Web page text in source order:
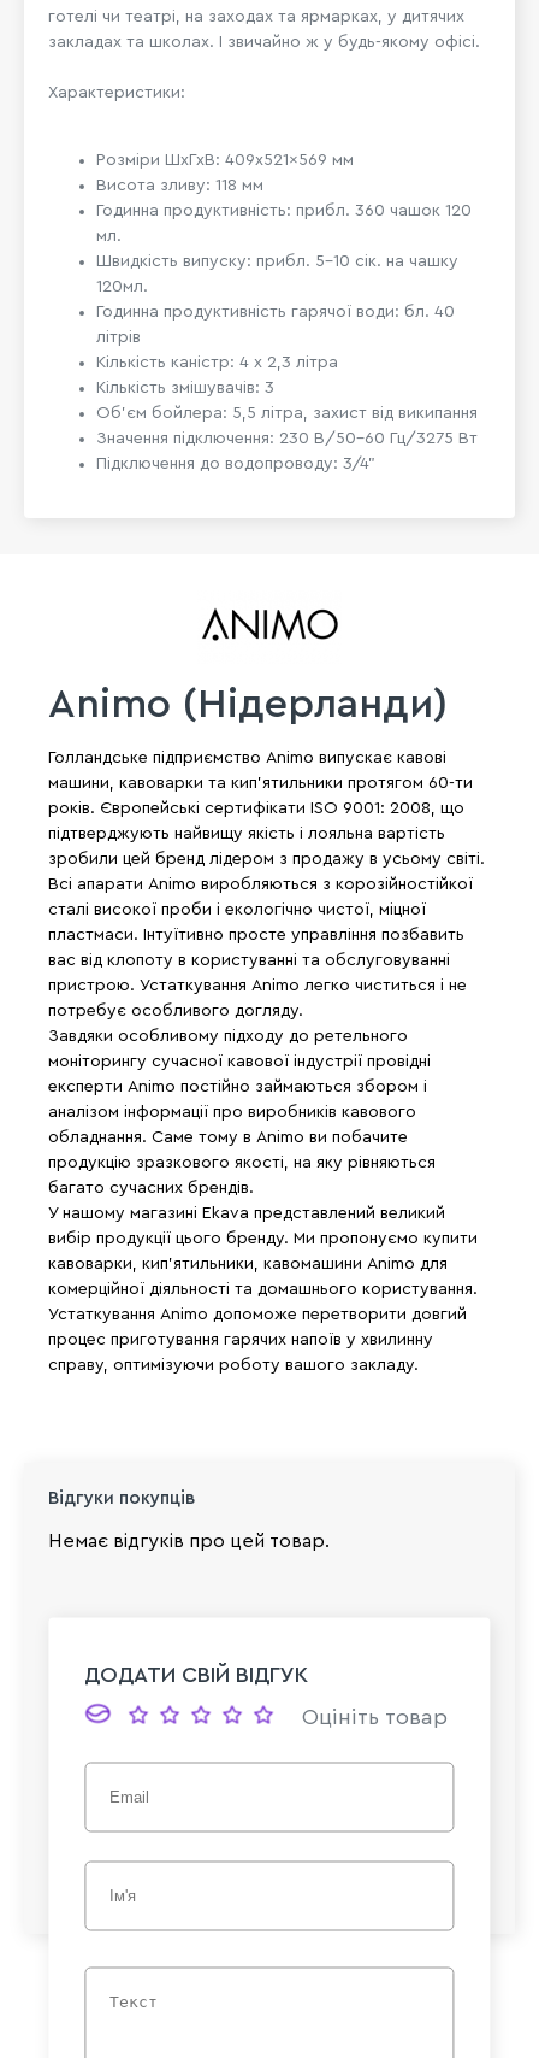
готелі чи театрі, на заходах та ярмарках, у дитячих
закладах та школах. І звичайно ж у будь-якому офісі.
Характеристики:
Розміри ШхГхВ: 409x521x569 мм
Висота зливу: 118 мм
Годинна продуктивність: прибл. 360 чашок 120
мл.
Швидкість випуску: прибл. 5-10 сік. на чашку
120мл.
Годинна продуктивність гарячої води: бл. 40
літрів
Кількість каністр: 4 х 2,3 літра
Кількість змішувачів: 3
Об'єм бойлера: 5,5 літра, захист від википання
Значення підключення: 230 В/50-60 Гц/3275 Вт
Підключення до водопроводу: 3/4”
Animo (Нідерланди)
Голландське підприємство Animo випускає кавові
машини, кавоварки та кип'ятильники протягом 60-ти
років. Європейські сертифікати ISO 9001: 2008, що
підтверджують найвищу якість і лояльна вартість
зробили цей бренд лідером з продажу в усьому світі.
Всі апарати Animo виробляються з корозійностійкої
сталі високої проби і екологічно чистої, міцної
пластмаси. Інтуїтивно просте управління позбавить
вас від клопоту в користуванні та обслуговуванні
пристрою. Устаткування Animo легко чиститься і не
потребує особливого догляду.
Завдяки особливому підходу до ретельного
моніторингу сучасної кавової індустрії провідні
експерти Animo постійно займаються збором і
аналізом інформації про виробників кавового
обладнання. Саме тому в Animo ви побачите
продукцію зразкового якості, на яку рівняються
багато сучасних брендів.
У нашому магазині Ekava представлений великий
вибір продукції цього бренду. Ми пропонуємо купити
кавоварки, кип'ятильники, кавомашини Animo для
комерційної діяльності та домашнього користування.
Устаткування Animo допоможе перетворити довгий
процес приготування гарячих напоїв у хвилинну
справу, оптимізуючи роботу вашого закладу.
Відгуки покупців
Немає відгуків про цей товар.
ДОДАТИ СВІЙ ВІДГУК
Оцініть товар